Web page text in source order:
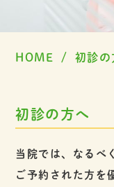
医院ブロ
HOME 初診
初診の方へ
当院では、なるべ
ご予約された方を